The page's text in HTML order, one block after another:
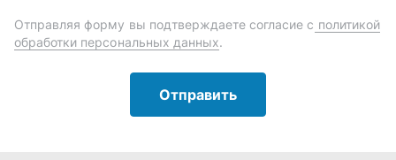
Автозапчасти и комплектующие